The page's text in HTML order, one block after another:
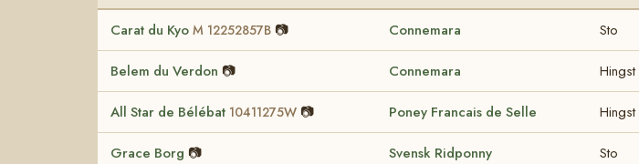
Carat du Kyo M 12252857B 📷 Connemara Sto
Belem du Verdon 📷 Connemara Hingst
All Star de Bélébat 10411275W 📷 Poney Francais de Selle Hingst
Grace Borg 📷 Svensk Ridponny Sto